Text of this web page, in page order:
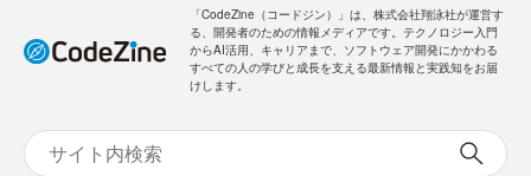
「CodeZine（コードジン）」は、株式会社翔泳社が運営す
る、開発者のための情報メディアです。テクノロジー入門
からAI活用、キャリアまで、ソフトウェア開発にかかわる
すべての人の学びと成長を支える最新情報と実践知をお届
けします。